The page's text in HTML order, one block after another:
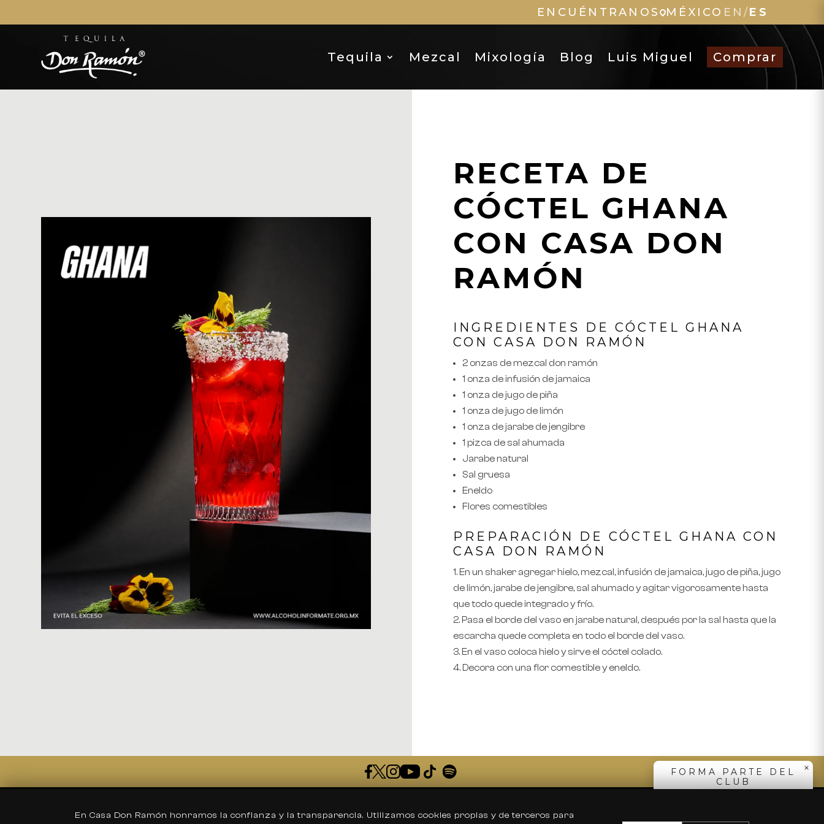
ENCUÉNTRANOS MÉXICO EN/ES
Tequila Mezcal Mixología Blog Luis Miguel Comprar
RECETA DE
CÓCTEL GHANA
CON CASA DON
RAMÓN
INGREDIENTES DE CÓCTEL GHANA
CON CASA DON RAMÓN
2 onzas de mezcal don ramón
1 onza de infusión de jamaica
1 onza de jugo de piña
1 onza de jugo de limón
1 onza de jarabe de jengibre
1 pizca de sal ahumada
Jarabe natural
Sal gruesa
Eneldo
Flores comestibles
PREPARACIÓN DE CÓCTEL GHANA CON
CASA DON RAMÓN
En un shaker agregar hielo, mezcal, infusión de jamaica, jugo de piña, jugo
de limón, jarabe de jengibre, sal ahumado y agitar vigorosamente hasta
que todo quede integrado y frío.
Pasa el borde del vaso en jarabe natural, después por la sal hasta que la
escarcha quede completa en todo el borde del vaso.
En el vaso coloca hielo y sirve el cóctel colado.
Decora con una flor comestible y eneldo.
Aviso de Privacidad Preguntas Frecuentes
×
FORMA PARTE DEL
CLUB
SUSCRIBIRME
En Casa Don Ramón honramos la confianza y la transparencia. Utilizamos cookies propias y de terceros para